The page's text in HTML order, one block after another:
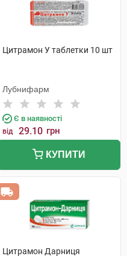
Цитрамон У таблетки 10 шт
Лубнифарм
Є в наявності
від 29.10 грн
КУПИТИ
Цитрамон Дарниця